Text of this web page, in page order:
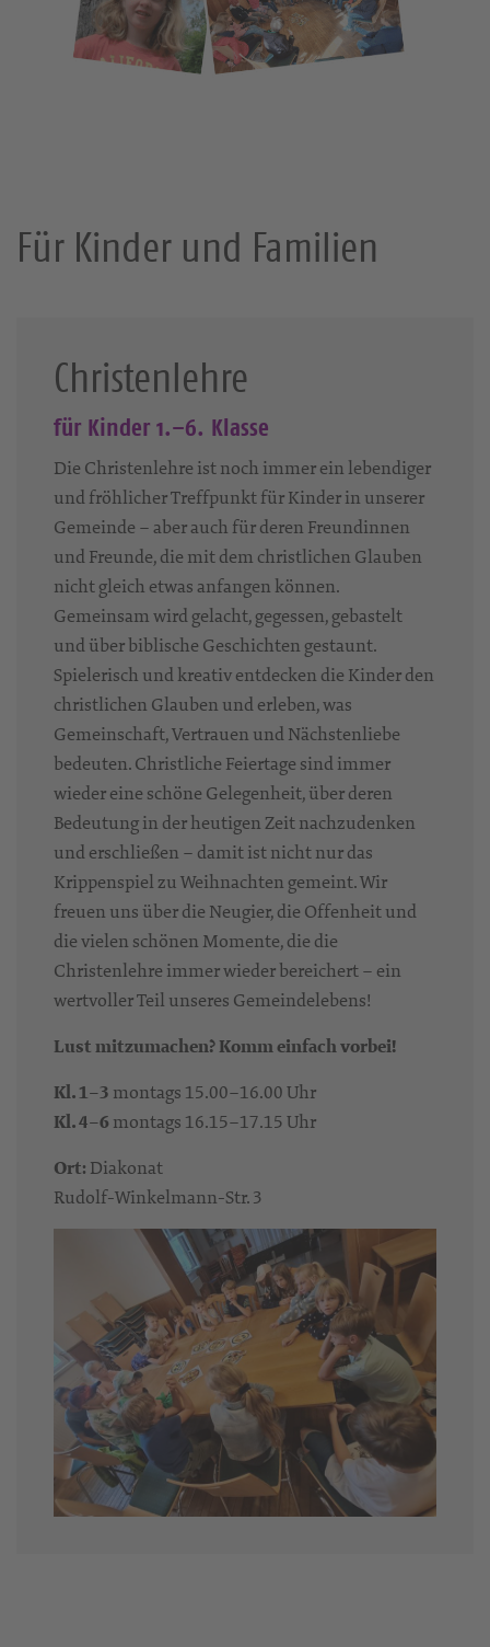
Für Kinder und Familien
Christenlehre
für Kinder 1.–6. Klasse
Die Christenlehre ist noch immer ein lebendiger
und fröhlicher Treffpunkt für Kinder in unserer
Gemeinde – aber auch für deren Freundinnen
und Freunde, die mit dem christlichen Glauben
nicht gleich etwas anfangen können.
Gemeinsam wird gelacht, gegessen, gebastelt
und über biblische Geschichten gestaunt.
Spielerisch und kreativ entdecken die Kinder den
christlichen Glauben und erleben, was
Gemeinschaft, Vertrauen und Nächstenliebe
bedeuten. Christliche Feiertage sind immer
wieder eine schöne Gelegenheit, über deren
Bedeutung in der heutigen Zeit nachzudenken
und erschließen – damit ist nicht nur das
Krippenspiel zu Weihnachten gemeint. Wir
freuen uns über die Neugier, die Offenheit und
die vielen schönen Momente, die die
Christenlehre immer wieder bereichert – ein
wertvoller Teil unseres Gemeindelebens!
Lust mitzumachen? Komm einfach vorbei!
Kl. 1–3 montags 15.00–16.00 Uhr
Kl. 4–6 montags 16.15–17.15 Uhr
Ort: Diakonat
Rudolf-Winkelmann-Str. 3